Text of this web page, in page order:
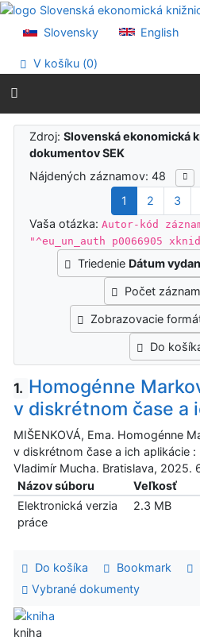
Prejsť na obsah
Prehlásenie o webovej
Slovensky English
V košíku (0)
Výsledky
Zdroj:Slovenská ekonomická
dokumentov SEK
Nájdených záznamov: 48
1
2 3
Vaša otázka:Autor-kód
"^eu_un_auth p0066905
Triedenie Dátum
Počet
Zobrazovacie
Do
1. Homogénne
v diskrétnom čase a
MIŠENKOVÁ, Ema. Homogénne
v diskrétnom čase a ich aplikácie
Vladimír Mucha. Bratislava, 2025.
Názov súboru
Veľkosť
Elektronická verzia
práce
2.3 MB
Do košíka Bookmark
Vybrané dokumenty
kniha